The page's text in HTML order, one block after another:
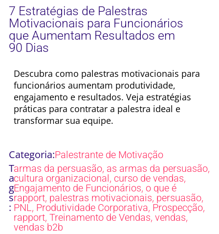
7 Estratégias de Palestras
Motivacionais para Funcionários
que Aumentam Resultados em
90 Dias
Descubra como palestras motivacionais para
funcionários aumentam produtividade,
engajamento e resultados. Veja estratégias
práticas para contratar a palestra ideal e
transformar sua equipe.
Categoria:Palestrante de Motivação
T
a
g
s
:
armas da persuasão, as armas da persuasão,
cultura organizacional, curso de vendas,
Engajamento de Funcionários, o que é
rapport, palestras motivacionais, persuasão,
PNL, Produtividade Corporativa, Prospecção,
rapport, Treinamento de Vendas, vendas,
vendas b2b